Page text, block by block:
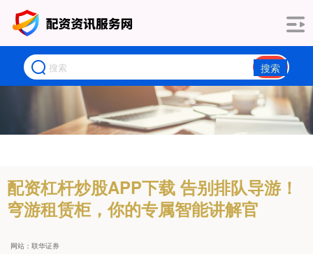
搜索
配资杠杆炒股APP下载 告别排队导游！
穹游租赁柜，你的专属智能讲解官
网站：联华证券